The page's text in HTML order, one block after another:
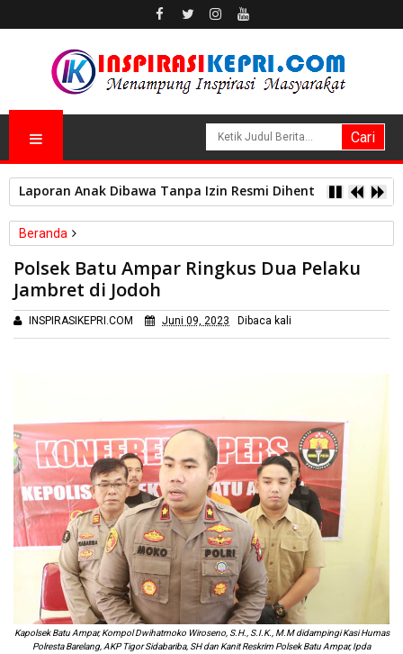
Laporan Anak Dibawa Tanpa Izin Resmi Dihentikan Polsek
Beranda
Polsek Batu Ampar Ringkus Dua Pelaku Jambret di Jodoh
Polsek Batu Ampar Ringkus Dua Pelaku
Jambret di Jodoh
INSPIRASIKEPRI.COM Juni 09, 2023 Dibaca kali
Kapolsek Batu Ampar, Kompol Dwihatmoko Wiroseno, S.H., S.I.K., M.M didampingi Kasi Humas
Polresta Barelang, AKP Tigor Sidabariba, SH dan Kanit Reskrim Polsek Batu Ampar, Ipda